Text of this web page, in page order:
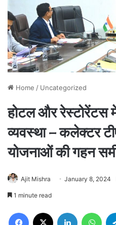
Home / Uncategorized
होटल और रेस्टोरेंटस
व्यवस्था – कलेक्टर
योजनाओं की गहन
Ajit Mishra January 8, 2024
1 minute read
Facebook LinkedIn